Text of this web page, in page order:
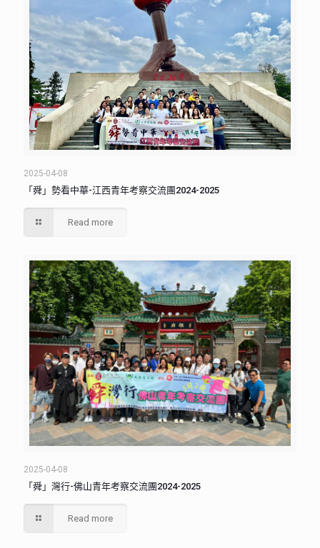
2025-04-08
「舜」勢看中華-江西青年考察交流團2024-2025
Read more
2025-04-08
「舜」灣行-佛山青年考察交流團2024-2025
Read more